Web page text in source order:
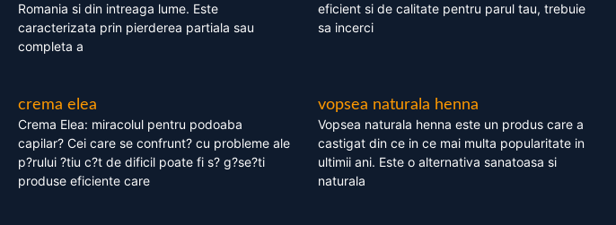
Romania si din intreaga lume. Este
caracterizata prin pierderea partiala sau
completa a
eficient si de calitate pentru parul tau, trebuie
sa incerci
crema elea
Crema Elea: miracolul pentru podoaba
capilar? Cei care se confrunt? cu probleme ale
p?rului ?tiu c?t de dificil poate fi s? g?se?ti
produse eficiente care
vopsea naturala henna
Vopsea naturala henna este un produs care a
castigat din ce in ce mai multa popularitate in
ultimii ani. Este o alternativa sanatoasa si
naturala